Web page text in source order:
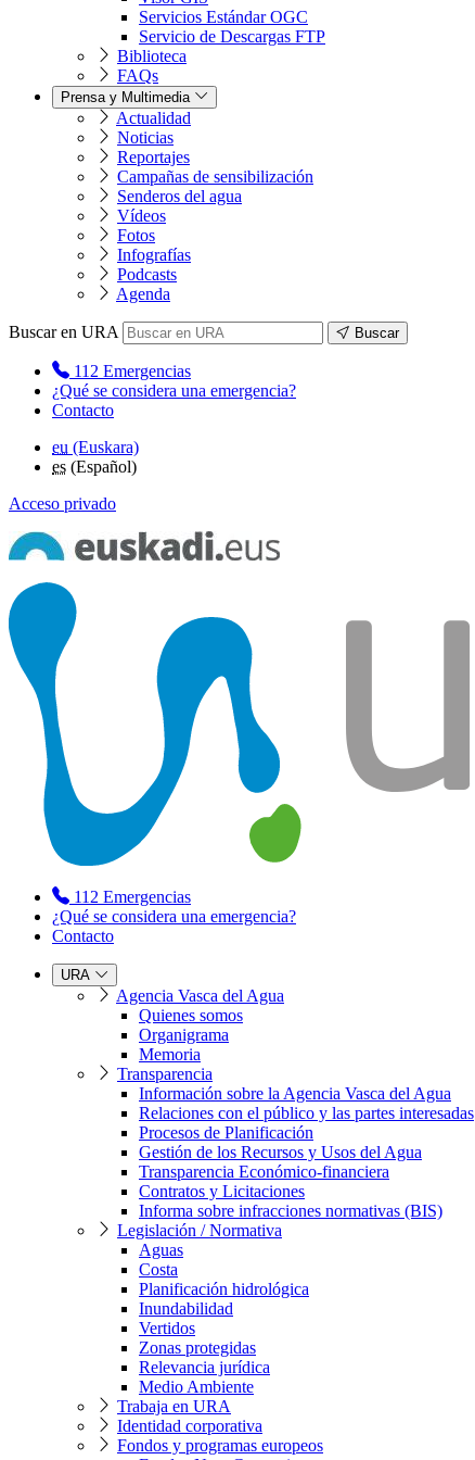
Servicios Estándar OGC
Servicio de Descargas FTP
Biblioteca
FAQs
Prensa y Multimedia
Actualidad
Noticias
Reportajes
Campañas de sensibilización
Senderos del agua
Vídeos
Fotos
Infografías
Podcasts
Agenda
Buscar en URA Buscar
112 Emergencias
¿Qué se considera una emergencia?
Contacto
eu (Euskara)
es (Español)
Acceso privado
112 Emergencias
¿Qué se considera una emergencia?
Contacto
URA
Agencia Vasca del Agua
Quienes somos
Organigrama
Memoria
Transparencia
Información sobre la Agencia Vasca del Agua
Relaciones con el público y las partes interesadas
Procesos de Planificación
Gestión de los Recursos y Usos del Agua
Transparencia Económico-financiera
Contratos y Licitaciones
Informa sobre infracciones normativas (BIS)
Legislación / Normativa
Aguas
Costa
Planificación hidrológica
Inundabilidad
Vertidos
Zonas protegidas
Relevancia jurídica
Medio Ambiente
Trabaja en URA
Identidad corporativa
Fondos y programas europeos